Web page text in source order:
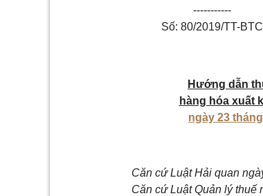
-----------
Số: 80/2019/TT-BTC
Hướng dẫn
hàng hóa xuất
ngày 23
Căn cứ Luật Hải quan
Căn cứ Luật Quản lý thuế